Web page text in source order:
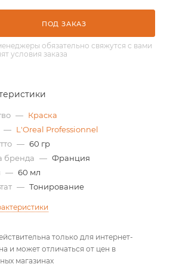
ПОД ЗАКАЗ
обязательно свяжутся с вами
условия заказа
— Краска
— L'Oreal Professionnel
— 60 гр
бренда — Франция
— 60 мл
— Тонирование
только для интернет-
и может отличаться от цен в
магазинах